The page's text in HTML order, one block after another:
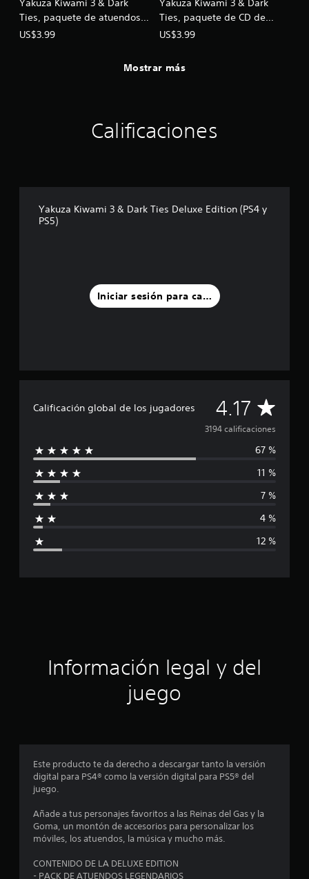
Yakuza Kiwami 3 & Dark
Ties, paquete de atuendos
legendarios para PS4 y PS5
US$3.99
Yakuza Kiwami 3 & Dark
Ties, paquete de CD de
música de fondo legendaria
US$3.99
Mostrar más
Calificaciones
Yakuza Kiwami 3 & Dark Ties Deluxe Edition (PS4 y
PS5)
Iniciar sesión para calificar
Calificación global de los jugadores 4.17 C
a
l
a
ó
r
o
e
3194 calificaciones
67 %
11 %
7 %
4 %
12 %
Información legal y del
juego
Este producto te da derecho a descargar tanto la versión
digital para PS4® como la versión digital para PS5® del
juego.
Añade a tus personajes favoritos a las Reinas del Gas y la
Goma, un montón de accesorios para personalizar los
móviles, los atuendos, la música y mucho más.
CONTENIDO DE LA DELUXE EDITION
- PACK DE ATUENDOS LEGENDARIOS